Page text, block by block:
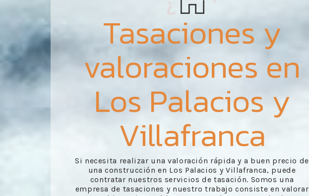
Tasaciones y
valoraciones en
Los Palacios y
Villafranca
Si necesita realizar una valoración rápida y a buen precio de
una construcción en Los Palacios y Villafranca, puede
contratar nuestros servicios de tasación. Somos una
empresa de tasaciones y nuestro trabajo consiste en valorar